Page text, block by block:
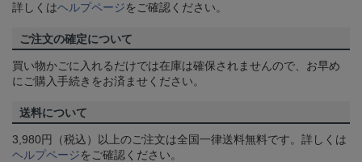
詳しくはヘルプページをご確認ください。
ご注文の確定について
買い物かごに入れるだけでは在庫は確保されませんので、お早め
にご購入手続きをお済ませください。
送料について
3,980円（税込）以上のご注文は全国一律送料無料です。詳しくは
ヘルプページをご確認ください。